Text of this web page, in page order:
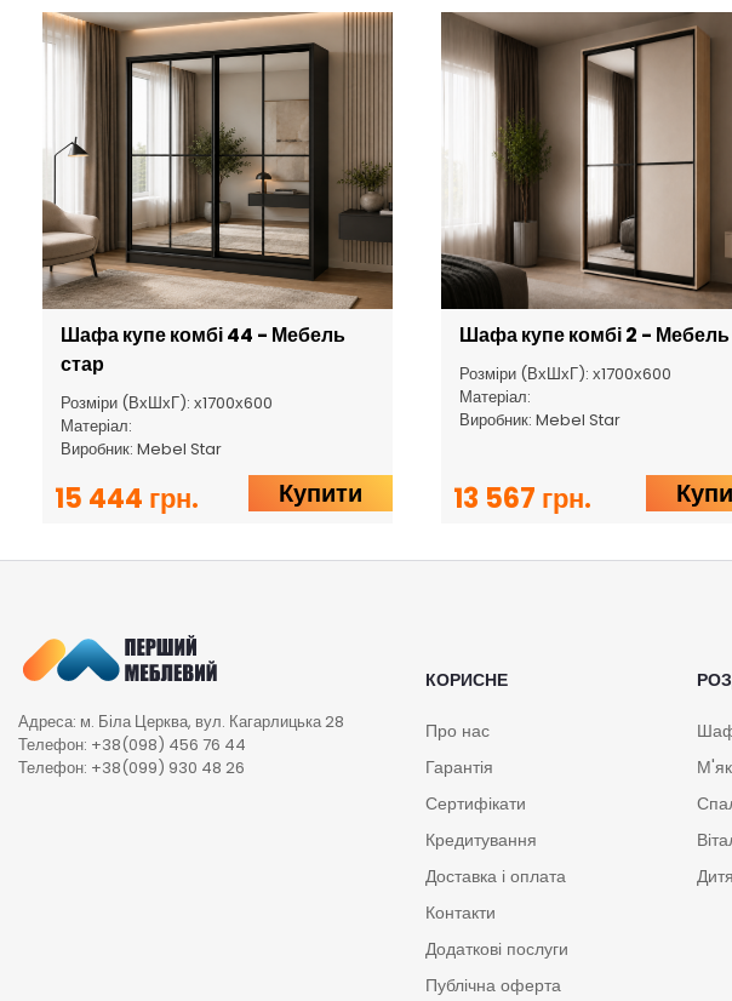
Шафа купе комбі 44 - Мебель
стар
Розміри (ВхШхГ): х1700х600
Матеріал:
Виробник: Mebel Star
15 444 грн. Купити
Шафа купе комбі 2 - Мебель
Розміри (ВхШхГ): х1700х600
Матеріал:
Виробник: Mebel Star
13 567 грн.
Адреса: м. Біла Церква, вул. Кагарлицька 28
Телефон: +38(098) 456 76 44
Телефон: +38(099) 930 48 26
КОРИСНЕ
Про нас
Гарантія
Сертифікати
Кредитування
Доставка і оплата
Контакти
Додаткові послуги
Публічна оферта